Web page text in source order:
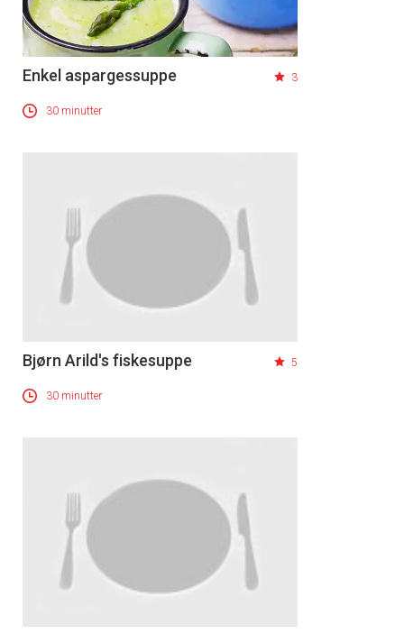
Enkel aspargessuppe 3
30 minutter
Bjørn Arild's fiskesuppe 5
30 minutter